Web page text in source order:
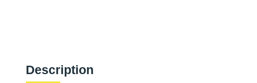
Description